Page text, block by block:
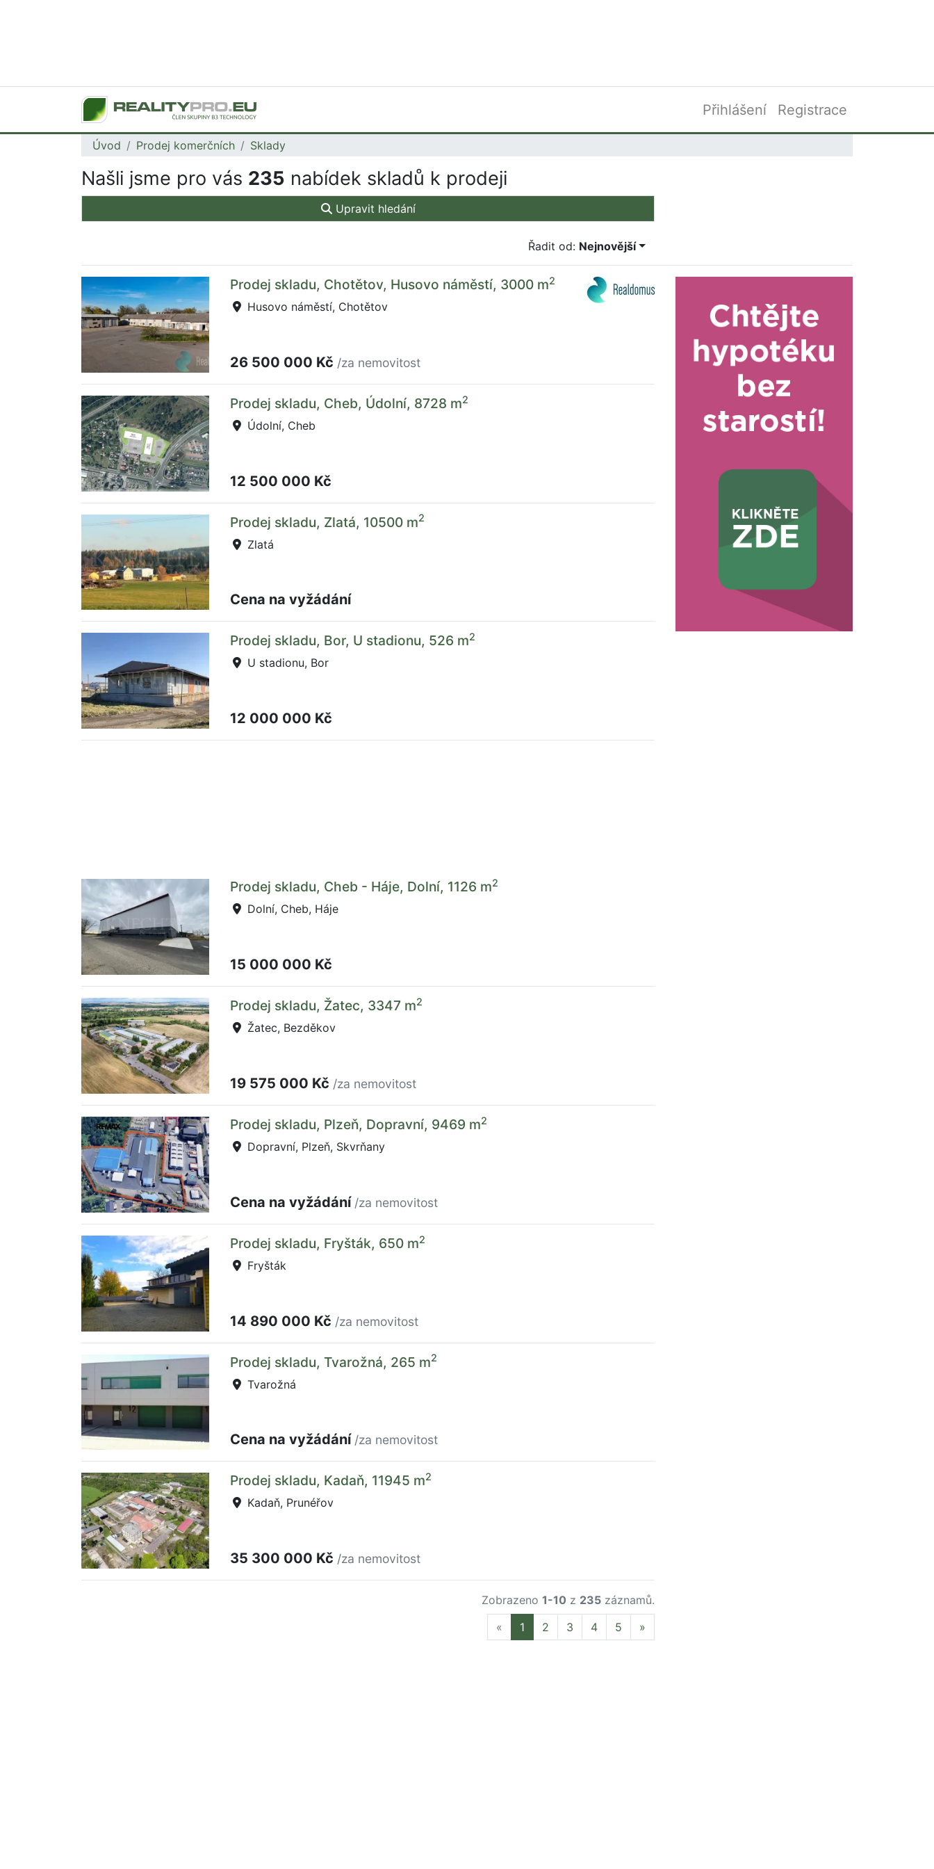
Přihlášení Registrace
Úvod Prodej komerčních Sklady
Našli jsme pro vás 235 nabídek skladů k prodeji
Upravit hledání
Řadit od: Nejnovější
Prodej skladu, Chotětov, Husovo náměstí, 3000 m2
Husovo náměstí, Chotětov
26 500 000 Kč /za nemovitost
Prodej skladu, Cheb, Údolní, 8728 m2
Údolní, Cheb
12 500 000 Kč
Prodej skladu, Zlatá, 10500 m2
Zlatá
Cena na vyžádání
Prodej skladu, Bor, U stadionu, 526 m2
U stadionu, Bor
12 000 000 Kč
Prodej skladu, Cheb - Háje, Dolní, 1126 m2
Dolní, Cheb, Háje
15 000 000 Kč
Prodej skladu, Žatec, 3347 m2
Žatec, Bezděkov
19 575 000 Kč /za nemovitost
Prodej skladu, Plzeň, Dopravní, 9469 m2
Dopravní, Plzeň, Skvrňany
Cena na vyžádání /za nemovitost
Prodej skladu, Fryšták, 650 m2
Fryšták
14 890 000 Kč /za nemovitost
Prodej skladu, Tvarožná, 265 m2
Tvarožná
Cena na vyžádání /za nemovitost
Prodej skladu, Kadaň, 11945 m2
Kadaň, Prunéřov
35 300 000 Kč /za nemovitost
Zobrazeno 1-10 z 235 záznamů.
« Previous
1 2 3 4 5 »